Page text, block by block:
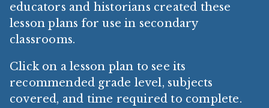
educators and historians created these
lesson plans for use in secondary
classrooms.
Click on a lesson plan to see its
recommended grade level, subjects
covered, and time required to complete.